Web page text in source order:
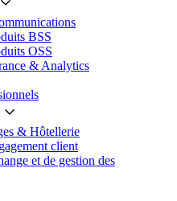
BSS
OSS
& Analytics
& Hôtellerie
client
et de gestion des